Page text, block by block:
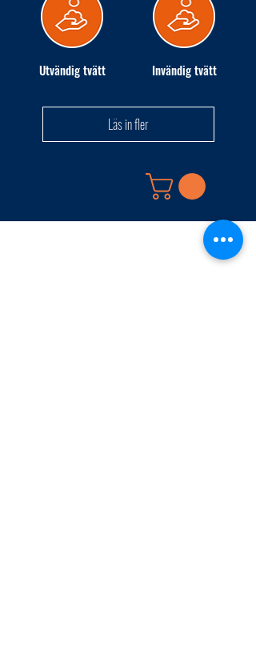
Utvändig tvätt Invändig tvätt
Läs in fler